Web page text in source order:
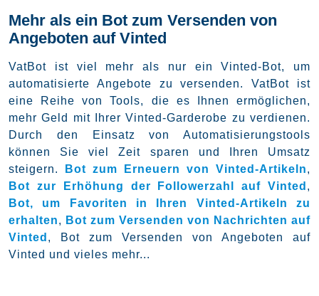
Mehr als ein Bot zum Versenden von
Angeboten auf Vinted
VatBot ist viel mehr als nur ein Vinted-Bot, um
automatisierte Angebote zu versenden. VatBot ist
eine Reihe von Tools, die es Ihnen ermöglichen,
mehr Geld mit Ihrer Vinted-Garderobe zu verdienen.
Durch den Einsatz von Automatisierungstools
können Sie viel Zeit sparen und Ihren Umsatz
steigern.
Bot zum Erneuern von Vinted-Artikeln,
Bot zur Erhöhung der Followerzahl auf Vinted ,
Bot, um Favoriten in Ihren Vinted-Artikeln zu
erhalten, Bot zum Versenden von Nachrichten auf
Vinted , Bot zum Versenden von Angeboten auf
Vinted und vieles mehr...